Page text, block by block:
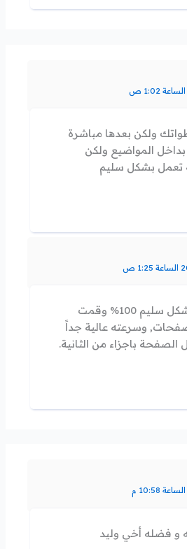
ولكن بعدها مباشرة
خطأ 404 بداخل المواضيع ولكن
تعمل بشكل سليم
موقعك يعمل بشكل سليم 100% وقمت
وسرعته عالية جداً
باجزاء من الثانية.
و فضله أخي وليد